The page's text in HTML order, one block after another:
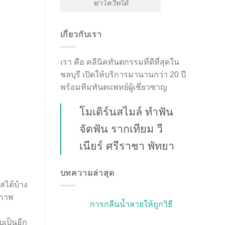
ต่งที่เฉพาะเจาะจง**: คุณไม่จำเป็นต้องกังวลเกี่ยวกับความถูกต้องของการกระชับ เนื่องจากแต่ละชิ้นของ Vivera ถูกระดมแรงด้วยการออกแบบส่วนบุคลิกภาพที่ตรงกับฟันและช่องปากของผู้ใช้แต่ละคน 4. **ป้องกันการเคลื่อนไหวของฟัน**: ฟันอาจเคลื่อนไหวได้หลังจากการจัดฟัน และการใช้ Vivera เป็นช่วงเวลาหลังการจัดฟันสามารถช่วยป้องกันการเคลื่อนไหวของฟันและรักษายิ้มสวยให้คงทนตลอดเวลา 5. **ดูแลง่าย**: Vivera Invisalign สามารถทำความสะอาดได้ง่ายด้วยการแปรงและน้ำยาล้างทำความสะอาดที่เหมาะสม เพื่อช่วยให้รีเทนเนอร์ของคุณคงความสะอาดและปลอดภัยจากแบคทีเรีย การใช้งาน Vivera In
ฆ่าโควิทได้
เกี่ยวกับเรา
เรา คือ คลีนิคทันตกรรมที่ดีที่สุดใน
ชลบุรี เปิดให้บริการมานานกว่า 20 ปี
พร้อมทีมทันตแพทย์ผู้เชี่ยวชาญ
โมเดิร์นสไมล์ ทำฟัน
จัดฟัน รากเทียม วี
เนียร์ ศรีราชา พัทยา
บทความล่าสุด
การกลืนน้ำลายให้ถูกวิธี